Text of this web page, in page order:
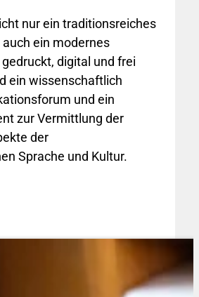
nur ein traditionsreiches
ein modernes
digital und frei
ein wissenschaftlich
und ein
zur Vermittlung der
der
Sprache und Kultur.